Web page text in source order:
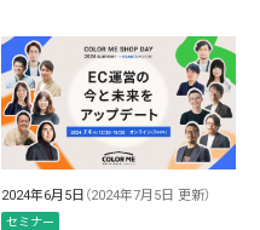
2024年6月5日 （2024年7月5日 更新）
セミナー